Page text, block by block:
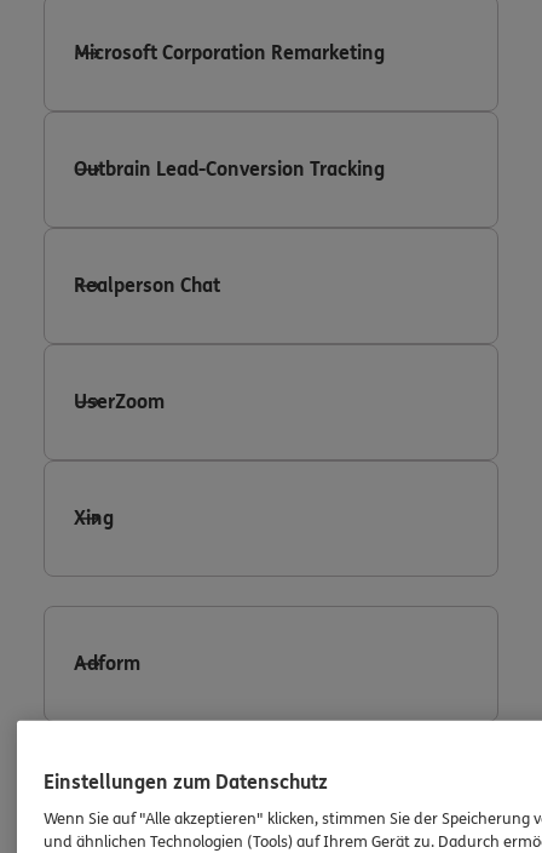
Microsoft Corporation Remarketing
Outbrain Lead-Conversion Tracking
Realperson Chat
UserZoom
Xing
Adform
Consent Tool OneTrust
Einstellungen zum Datenschutz
Wenn Sie auf "Alle akzeptieren" klicken, stimmen Sie der Speicherung
und ähnlichen Technologien (Tools) auf Ihrem Gerät zu. Dadurch